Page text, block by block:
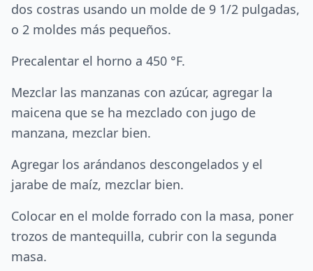
dos costras usando un molde de 9 1/2 pulgadas,
o 2 moldes más pequeños.
Precalentar el horno a 450 °F.
Mezclar las manzanas con azúcar, agregar la
maicena que se ha mezclado con jugo de
manzana, mezclar bien.
Agregar los arándanos descongelados y el
jarabe de maíz, mezclar bien.
Colocar en el molde forrado con la masa, poner
trozos de mantequilla, cubrir con la segunda
masa.